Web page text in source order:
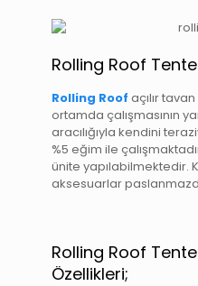
Rolling Roof
Rolling Roof açılır
ortamda çalışmasının
aracılığıyla kendini
%5 eğim ile
ünite yapılabilmektedir.
aksesuarlar
Rolling Roof
Özellikleri;